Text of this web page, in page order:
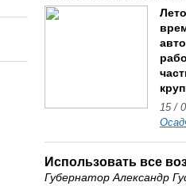
15 /
Использовать все
Губернатор Александр